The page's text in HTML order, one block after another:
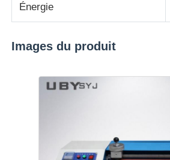
Énergie
Images du produit